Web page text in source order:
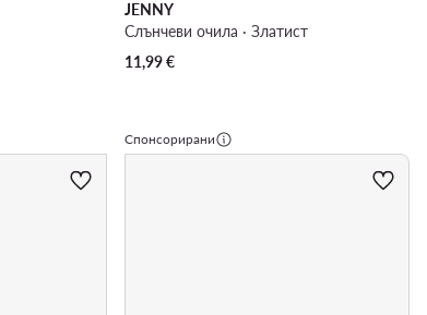
JENNY
Слънчеви очила · Златист
11,99€
Спонсорирани